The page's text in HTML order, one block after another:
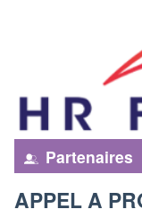
Partenaires
APPEL A